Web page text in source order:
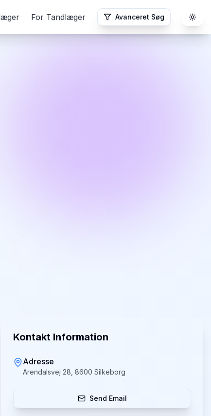
For Tandlæger Avanceret Søg
Kontakt Information
Adresse
Arendalsvej 28, 8600 Silkeborg
Send Email